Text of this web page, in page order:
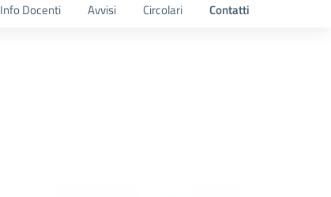
Info Docenti Avvisi Circolari Contatti